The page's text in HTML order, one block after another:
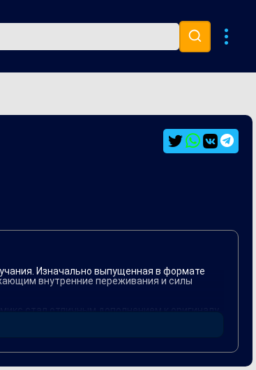
Изначально выпущенная в формате
внутренние переживания и силы
стал отличным дополнением к оригиналу,
Vlasovrmx продолжает жить в